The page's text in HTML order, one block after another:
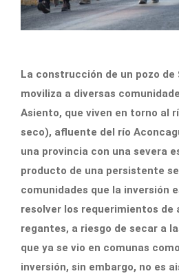
La construcción de un pozo de
moviliza a diversas
Asiento, que viven en torno al
seco), afluente del río
una provincia con una severa
producto de una persistente
comunidades que la inversión
resolver los requerimientos de
regantes, a riesgo de secar a
que ya se vio en comunas
inversión, sin embargo, no es